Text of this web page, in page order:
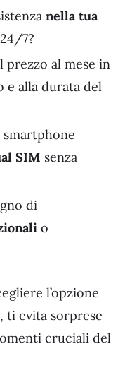
nella tua
7?
prezzo al mese in
e alla durata del
SIM senza
di
o
l’opzione
, ti evita sorprese
cruciali del